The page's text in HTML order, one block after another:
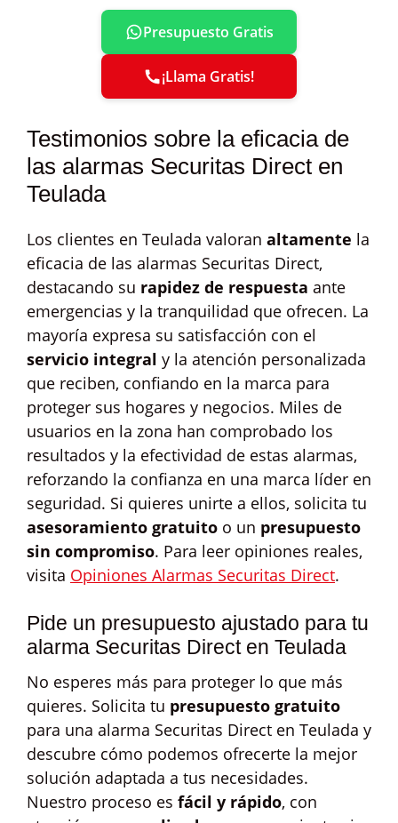
Presupuesto Gratis
¡Llama Gratis!
Testimonios sobre la eficacia de
las alarmas Securitas Direct en
Teulada
Los clientes en Teulada valoran altamente la
eficacia de las alarmas Securitas Direct,
destacando su rapidez de respuesta ante
emergencias y la tranquilidad que ofrecen. La
mayoría expresa su satisfacción con el
servicio integral y la atención personalizada
que reciben, confiando en la marca para
proteger sus hogares y negocios. Miles de
usuarios en la zona han comprobado los
resultados y la efectividad de estas alarmas,
reforzando la confianza en una marca líder en
seguridad. Si quieres unirte a ellos, solicita tu
asesoramiento gratuito o un presupuesto
sin compromiso. Para leer opiniones reales,
visita Opiniones Alarmas Securitas Direct.
Pide un presupuesto ajustado para tu
alarma Securitas Direct en Teulada
No esperes más para proteger lo que más
quieres. Solicita tu presupuesto gratuito
para una alarma Securitas Direct en Teulada y
descubre cómo podemos ofrecerte la mejor
solución adaptada a tus necesidades.
Nuestro proceso es fácil y rápido, con